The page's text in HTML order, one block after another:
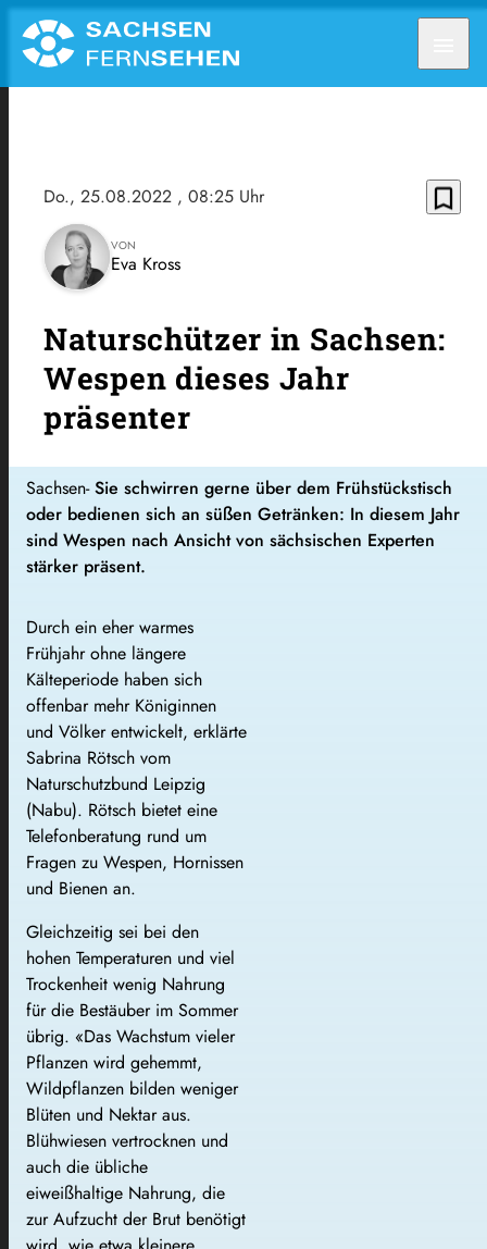
Do., 25.08.2022 , 08:25 Uhr bookmark_border
VON
Eva Kross
Naturschützer in Sachsen:
Wespen dieses Jahr
präsenter
Sachsen-Sie schwirren gerne über dem Frühstückstisch
oder bedienen sich an süßen Getränken: In diesem Jahr
sind Wespen nach Ansicht von sächsischen Experten
stärker präsent.
Durch ein eher warmes
Frühjahr ohne längere
Kälteperiode haben sich
offenbar mehr Königinnen
und Völker entwickelt, erklärte
Sabrina Rötsch vom
Naturschutzbund Leipzig
(Nabu). Rötsch bietet eine
Telefonberatung rund um
Fragen zu Wespen, Hornissen
und Bienen an.
Gleichzeitig sei bei den
hohen Temperaturen und viel
Trockenheit wenig Nahrung
für die Bestäuber im Sommer
übrig. «Das Wachstum vieler
Pflanzen wird gehemmt,
Wildpflanzen bilden weniger
Blüten und Nektar aus.
Blühwiesen vertrocknen und
auch die übliche
eiweißhaltige Nahrung, die
zur Aufzucht der Brut benötigt